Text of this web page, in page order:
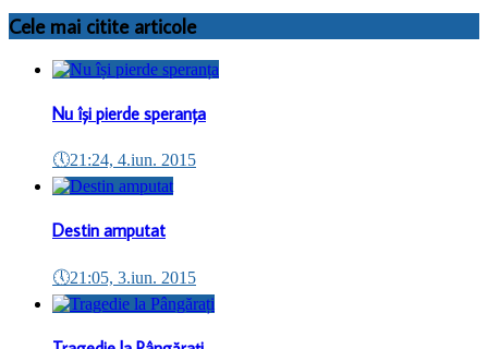
Cele mai citite articole
Nu își pierde speranța
🕔21:24, 4.iun. 2015
Destin amputat
🕔21:05, 3.iun. 2015